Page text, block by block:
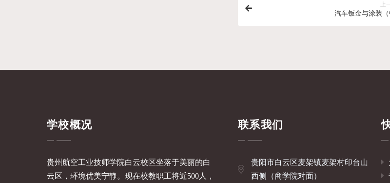
上
汽车钣金与涂装（
学校概况
贵州航空工业技师学院白云校区坐落于美丽的白
云区，环境优美宁静。现在校教职工将近500人，
联系我们
贵阳市白云区麦架镇麦架村印台山
西侧（商学院对面）